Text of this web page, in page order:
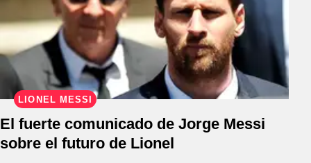
LIONEL MESSI
El fuerte comunicado de Jorge Messi
sobre el futuro de Lionel